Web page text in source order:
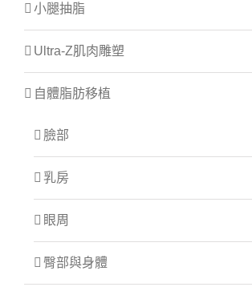
小腿抽脂
Ultra-Z肌肉雕塑
自體脂肪移植
臉部
乳房
眼周
臀部與身體